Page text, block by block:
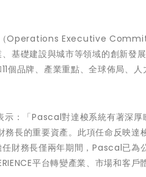
Operations Executive
基礎建設與城市等領域的創新發
個品牌、產業重點、全球佈局、
：「Pascal對達梭系統有著深厚
長的重要資產。此項任命反映達
財務長僅兩年期間，Pascal已為
平台轉變產業、市場和客戶